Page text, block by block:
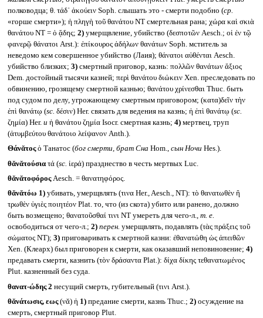
полководца; θ. τάδ᾽ ἀκούειν Soph. слышать это - смерти подобно (ср.
«горше смерти»); ἡ πληγὴ τοῦ θανάτου NT смертельная рана; χώρα καὶ σκιὰ
θανάτου NT = ὁ ᾅδης; 2)умерщвление, убийство (δεσποτῶν Aesch.; οἱ ἐν τῷ
φανερῷ θάνατοι Arst.): ἐπίκουρος ἀδήλων θανάτων Soph. мститель за
неведомо кем совершенное убийство (Лаия); θάνατοι αὐθένται Aesch.
убийство близких; 3)смертный приговор, казнь: πολλῶν θανάτων ἄξιος
Dem. достойный тысячи казней; περὶ θανάτου διώκειν Xen. преследовать по
обвинению, грозящему смертной казнью; θανάτου χρίνεσθαι Thuc. быть
под судом по делу, угрожающему смертным приговором; (κατα)δεῖν τὴν
ἐπὶ θανάτῳ (sc. δέσιν) Her. связать для ведения на казнь; ἡ ἐπὶ θανάτῳ (sc.
ζημία) Her. и ἡ θανάτου ζημία Isocr. смертная казнь; 4)мертвец, труп
(ἀτυμβεύτου θανάτοιο λείψανον Anth.).
Θάνᾰτοςὁ Танатос (бог смерти, брат Сна Hom., сын Ночи Hes.).
θᾰνᾰτούσια τά (sc. ἱερά) празднество в честь мертвых Luc.
θᾰνᾰτοφόροςAesch. = θανατηφόρος.
θᾰνᾰτόω 1)убивать, умерщвлять (τινα Her., Aesch., NT): τὸ θανατωθὲν ἢ
τρωθὲν ὑγιὲς ποιητέον Plat. то, что (из скота) убито или ранено, должно
быть возмещено; θανατοῦσθαί τινι NT умереть для чего-л., т. е.
освободиться от чего-л.; 2) перен. умерщвлять, подавлять (τὰς πράξεις τοῦ
σώματος NT); 3)приговаривать к смертной казни: ἐθανατώθη ὡς ἀπειθῶν
Xen. (Клеарх) был приговорен к смерти, как оказавший неповиновение; 4)
предавать смерти, казнить (τὸν δράσαντα Plat.): δίχα δίκης τεθανατωμένος
Plut. казненный без суда.
θανατ-ώδης 2 несущий смерть, губительный (τινι Arst.).
θᾰνάτωσις, εως(νᾰ) ἡ 1)предание смерти, казнь Thuc.; 2)осуждение на
смерть, смертный приговор Plut.